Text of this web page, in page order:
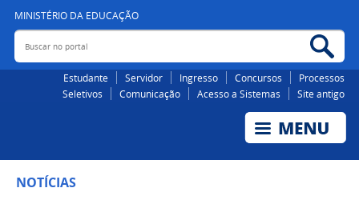
MINISTÉRIO DA EDUCAÇÃO
Buscar no portal
Estudante Servidor Ingresso Concursos
Processos
Seletivos
Comunicação Acesso a Sistemas Site antigo
NOTÍCIAS